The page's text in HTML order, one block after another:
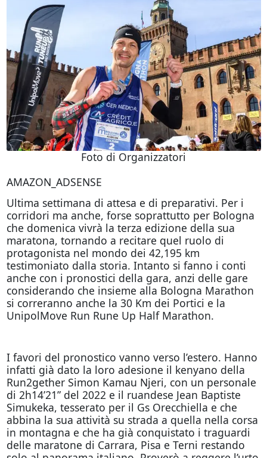
Foto di Organizzatori
AMAZON_ADSENSE
Ultima settimana di attesa e di preparativi. Per i
corridori ma anche, forse soprattutto per Bologna
che domenica vivrà la terza edizione della sua
maratona, tornando a recitare quel ruolo di
protagonista nel mondo dei 42,195 km
testimoniato dalla storia. Intanto si fanno i conti
anche con i pronostici della gara, anzi delle gare
considerando che insieme alla Bologna Marathon
si correranno anche la 30 Km dei Portici e la
UnipolMove Run Rune Up Half Marathon.
I favori del pronostico vanno verso l’estero. Hanno
infatti già dato la loro adesione il kenyano della
Run2gether Simon Kamau Njeri, con un personale
di 2h14’21” del 2022 e il ruandese Jean Baptiste
Simukeka, tesserato per il Gs Orecchiella e che
abbina la sua attività su strada a quella nella corsa
in montagna e che ha già conquistato i traguardi
delle maratone di Carrara, Pisa e Terni restando